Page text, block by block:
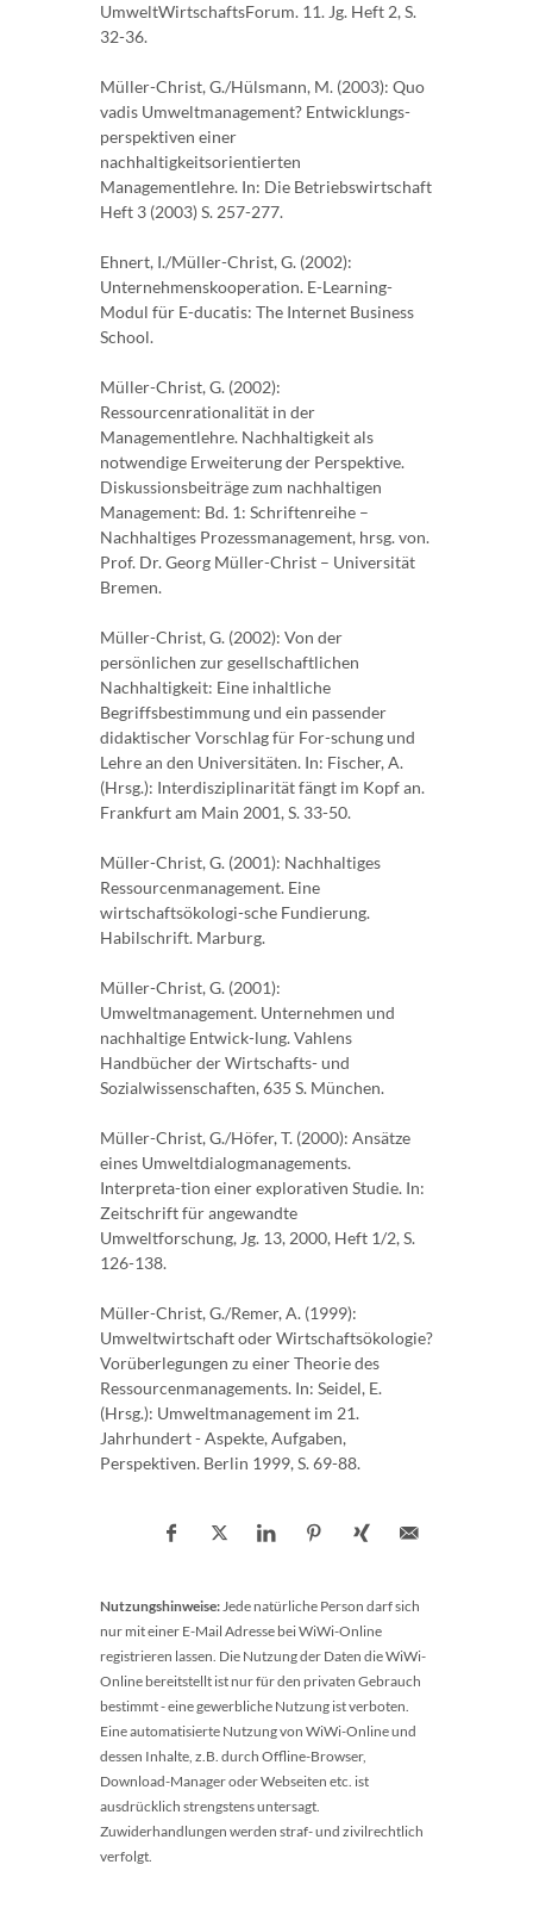
UmweltWirtschaftsForum. 11. Jg. Heft 2, S.
32-36.
Müller-Christ, G./Hülsmann, M. (2003): Quo
vadis Umweltmanagement? Entwicklungs-
perspektiven einer
nachhaltigkeitsorientierten
Managementlehre. In: Die Betriebswirtschaft
Heft 3 (2003) S. 257-277.
Ehnert, I./Müller-Christ, G. (2002):
Unternehmenskooperation. E-Learning-
Modul für E-ducatis: The Internet Business
School.
Müller-Christ, G. (2002):
Ressourcenrationalität in der
Managementlehre. Nachhaltigkeit als
notwendige Erweiterung der Perspektive.
Diskussionsbeiträge zum nachhaltigen
Management: Bd. 1: Schriftenreihe –
Nachhaltiges Prozessmanagement, hrsg. von.
Prof. Dr. Georg Müller-Christ – Universität
Bremen.
Müller-Christ, G. (2002): Von der
persönlichen zur gesellschaftlichen
Nachhaltigkeit: Eine inhaltliche
Begriffsbestimmung und ein passender
didaktischer Vorschlag für For-schung und
Lehre an den Universitäten. In: Fischer, A.
(Hrsg.): Interdisziplinarität fängt im Kopf an.
Frankfurt am Main 2001, S. 33-50.
Müller-Christ, G. (2001): Nachhaltiges
Ressourcenmanagement. Eine
wirtschaftsökologi-sche Fundierung.
Habilschrift. Marburg.
Müller-Christ, G. (2001):
Umweltmanagement. Unternehmen und
nachhaltige Entwick-lung. Vahlens
Handbücher der Wirtschafts- und
Sozialwissenschaften, 635 S. München.
Müller-Christ, G./Höfer, T. (2000): Ansätze
eines Umweltdialogmanagements.
Interpreta-tion einer explorativen Studie. In:
Zeitschrift für angewandte
Umweltforschung, Jg. 13, 2000, Heft 1/2, S.
126-138.
Müller-Christ, G./Remer, A. (1999):
Umweltwirtschaft oder Wirtschaftsökologie?
Vorüberlegungen zu einer Theorie des
Ressourcenmanagements. In: Seidel, E.
(Hrsg.): Umweltmanagement im 21.
Jahrhundert - Aspekte, Aufgaben,
Perspektiven. Berlin 1999, S. 69-88.
Nutzungshinweise:Jede natürliche Person darf sich
nur mit einer E-Mail Adresse bei WiWi-Online
registrieren lassen. Die Nutzung der Daten die WiWi-
Online bereitstellt ist nur für den privaten Gebrauch
bestimmt - eine gewerbliche Nutzung ist verboten.
Eine automatisierte Nutzung von WiWi-Online und
dessen Inhalte, z.B. durch Offline-Browser,
Download-Manager oder Webseiten etc. ist
ausdrücklich strengstens untersagt.
Zuwiderhandlungen werden straf- und zivilrechtlich
verfolgt.